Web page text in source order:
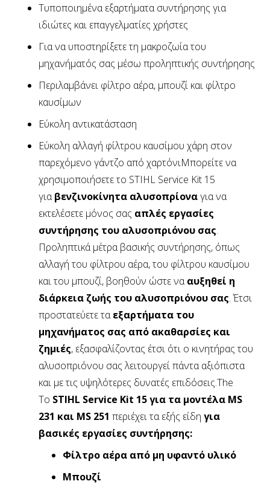
Τυποποιημένα εξαρτήματα συντήρησης για
ιδιώτες και επαγγελματίες χρήστες
Για να υποστηρίξετε τη μακροζωία του
μηχανήματός σας μέσω προληπτικής συντήρησης
Περιλαμβάνει φίλτρο αέρα, μπουζί και φίλτρο
καυσίμων
Εύκολη αντικατάσταση
Εύκολη αλλαγή φίλτρου καυσίμου χάρη στον
παρεχόμενο γάντζο από χαρτόνιΜπορείτε να
χρησιμοποιήσετε το STIHL Service Kit 15
γιαβενζινοκίνητα αλυσοπρίοναγια να
εκτελέσετε μόνος σας απλές εργασίες
συντήρησης του αλυσοπριόνου σας.
Προληπτικά μέτρα βασικής συντήρησης, όπως
αλλαγή του φίλτρου αέρα, του φίλτρου καυσίμου
και του μπουζί, βοηθούν ώστε νααυξηθεί η
διάρκεια ζωής του αλυσοπριόνου σας. Έτσι
προστατεύετε ταεξαρτήματα του
μηχανήματος σας από ακαθαρσίες και
ζημιές, εξασφαλίζοντας έτσι ότι ο κινητήρας του
αλυσοπριόνου σας λειτουργεί πάντα αξιόπιστα
και με τις υψηλότερες δυνατές επιδόσεις.The
Το STIHL Service Kit 15 για τα μοντέλα MS
231 και MS 251 περιέχει τα εξής είδη για
βασικές εργασίες συντήρησης:
Φίλτρο αέρα από μη υφαντό υλικό
Μπουζί